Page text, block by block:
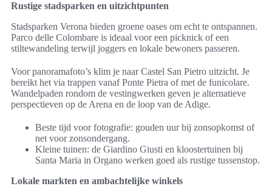
Rustige stadsparken en uitzichtpunten
Stadsparken Verona bieden groene oases om echt te ontspannen.
Parco delle Colombare is ideaal voor een picknick of een
stiltewandeling terwijl joggers en lokale bewoners passeren.
Voor panoramafoto’s klim je naar Castel San Pietro uitzicht. Je
bereikt het via trappen vanaf Ponte Pietra of met de funicolare.
Wandelpaden rondom de vestingwerken geven je alternatieve
perspectieven op de Arena en de loop van de Adige.
Beste tijd voor fotografie: gouden uur bij zonsopkomst of
net voor zonsondergang.
Kleine tuinen: de Giardino Giusti en kloostertuinen bij
Santa Maria in Organo werken goed als rustige tussenstop.
Lokale markten en ambachtelijke winkels